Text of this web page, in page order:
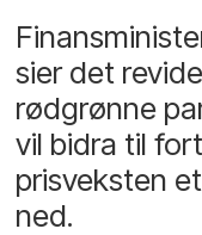
sier det
rødgrønne
vil bidra til
prisveksten
ned.